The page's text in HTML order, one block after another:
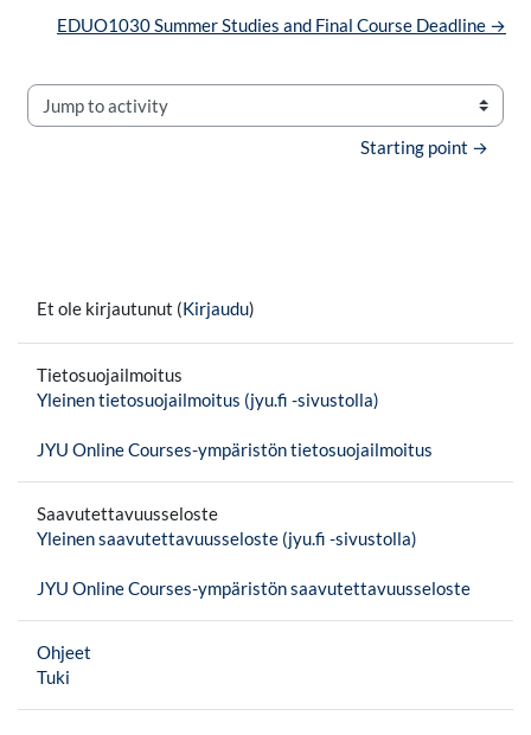
EDUO1030 Summer Studies and Final Course Deadline →
Jump to activity
Starting point →
Et ole kirjautunut (Kirjaudu)
Tietosuojailmoitus
Yleinen tietosuojailmoitus (jyu.fi -sivustolla)
JYU Online Courses-ympäristön tietosuojailmoitus
Saavutettavuusseloste
Yleinen saavutettavuusseloste (jyu.fi -sivustolla)
JYU Online Courses-ympäristön saavutettavuusseloste
Ohjeet
Tuki